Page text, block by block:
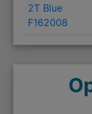
2T Blue
F162008